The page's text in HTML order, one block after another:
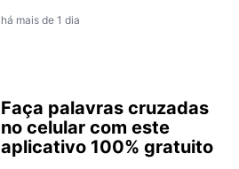
há mais de 1 dia
Faça palavras cruzadas
no celular com este
aplicativo 100% gratuito